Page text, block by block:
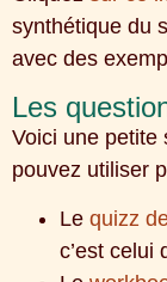
synthétique du
avec des
Les
Voici une petite
pouvez utiliser
Le quizz
c’est celui